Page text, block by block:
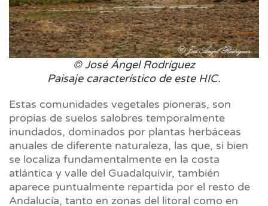
© José Ángel Rodríguez
Paisaje característico de este HIC.
Estas comunidades vegetales pioneras, son
propias de suelos salobres temporalmente
inundados, dominados por plantas herbáceas
anuales de diferente naturaleza, las que, si bien
se localiza fundamentalmente en la costa
atlántica y valle del Guadalquivir, también
aparece puntualmente repartida por el resto de
Andalucía, tanto en zonas del litoral como en